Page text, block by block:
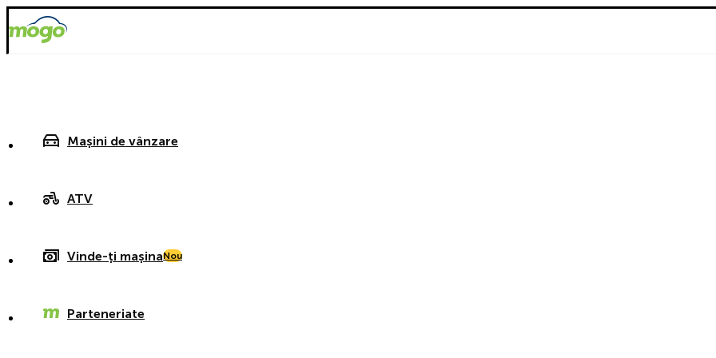
Mașini de vânzare
ATV
Vinde-ți mașinaNou
Parteneriate